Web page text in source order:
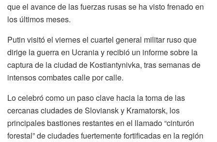
que el avance de las fuerzas rusas se ha visto frenado en
los últimos meses.
Putin visitó el viernes el cuartel general militar ruso que
dirige la guerra en Ucrania y recibió un informe sobre la
captura de la ciudad de Kostiantynivka, tras semanas de
intensos combates calle por calle.
Lo celebró como un paso clave hacia la toma de las
cercanas ciudades de Sloviansk y Kramatorsk, los
principales bastiones restantes en el llamado “cinturón
forestal” de ciudades fuertemente fortificadas en la región